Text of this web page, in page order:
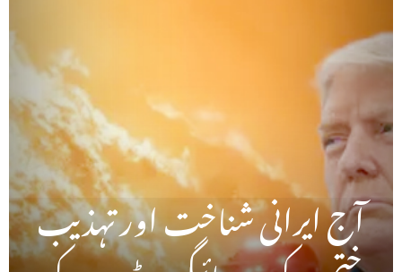
آج ایرانی شناخت اور تہذیب